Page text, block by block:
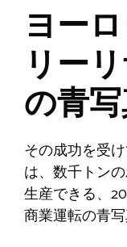
ヨー
リー
の青
その成功を受
は、数千トン
生産できる、
商業運転の青